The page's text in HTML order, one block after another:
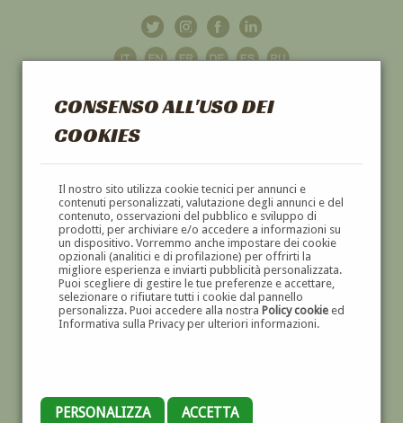
CONSENSO ALL'USO DEI
COOKIES
Il nostro sito utilizza cookie tecnici per annunci e
contenuti personalizzati, valutazione degli annunci e del
contenuto, osservazioni del pubblico e sviluppo di
prodotti, per archiviare e/o accedere a informazioni su
un dispositivo. Vorremmo anche impostare dei cookie
opzionali (analitici e di profilazione) per offrirti la
migliore esperienza e inviarti pubblicità personalizzata.
Puoi scegliere di gestire le tue preferenze e accettare,
selezionare o rifiutare tutti i cookie dal pannello
personalizza. Puoi accedere alla nostra Policy cookieed
Informativa sulla Privacy per ulteriori informazioni.
PERSONALIZZA ACCETTA
GALLERIAD'ARTE
DIPINTI E SCULTURE '800 E '900